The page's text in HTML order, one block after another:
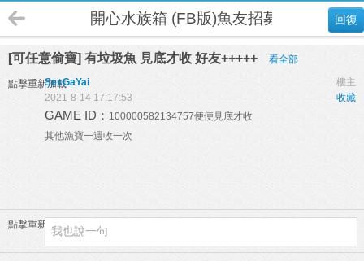
回復
開心水族箱 (FB版)魚友招募
[可任意偷寶] 有垃圾魚 見底才收 好友+++++ 看全部
點擊重新加載 樓主
SexGaYai
收藏
2021-8-14 17:17:53
GAME ID： 100000582134757便便見底才收
其他漁寶一週收一次
點擊重新加載